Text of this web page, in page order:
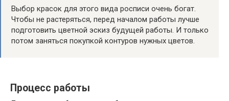
Выбор красок для этого вида росписи очень богат.
Чтобы не растеряться, перед началом работы лучше
подготовить цветной эскиз будущей работы. И только
потом заняться покупкой контуров нужных цветов.
Процесс работы